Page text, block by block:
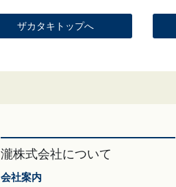
ザカタキトップへ
瀧株式会社について
会社案内